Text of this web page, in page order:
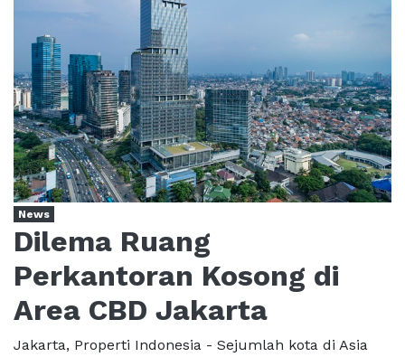
News
Dilema Ruang
Perkantoran Kosong di
Area CBD Jakarta
Jakarta, Properti Indonesia - Sejumlah kota di Asia